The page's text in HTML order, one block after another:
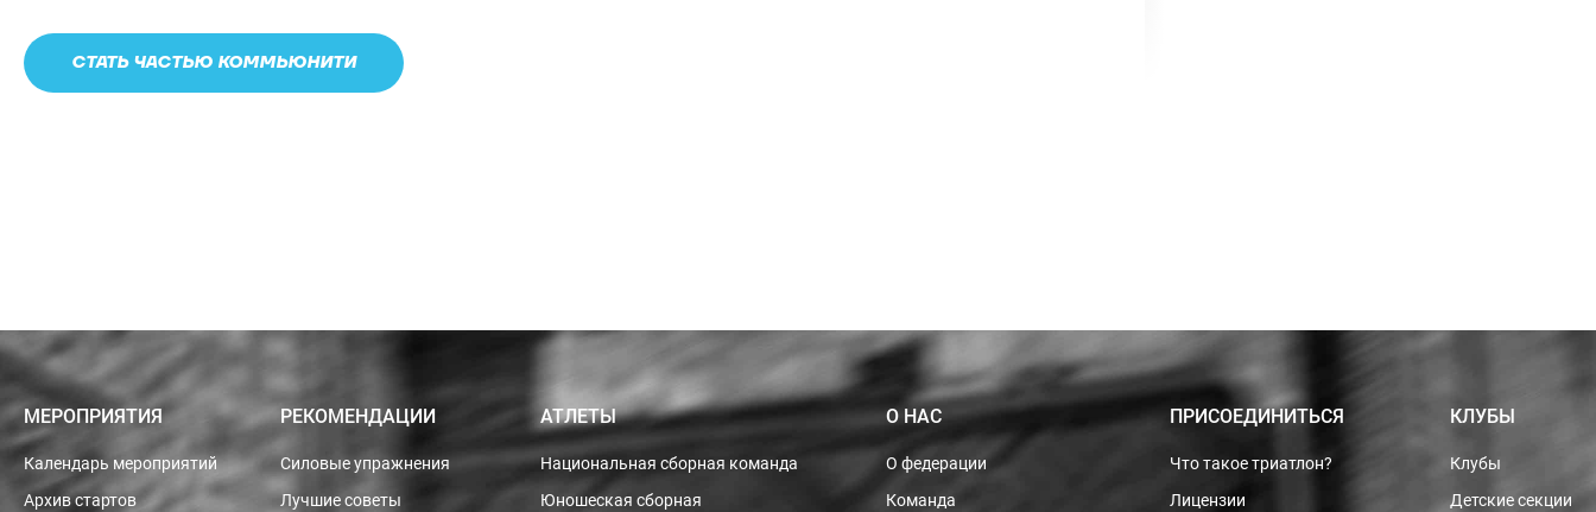
СТАТЬ ЧАСТЬЮ КОММЬЮНИТИ
МЕРОПРИЯТИЯ
Календарь мероприятий
Архив стартов
РЕКОМЕНДАЦИИ
Силовые упражнения
Лучшие советы
АТЛЕТЫ
Национальная сборная команда
Юношеская сборная
О НАС
О федерации
Команда
ПРИСОЕДИНИТЬСЯ
Что такое триатлон?
Лицензии
КЛУБЫ
Клубы
Детские секции